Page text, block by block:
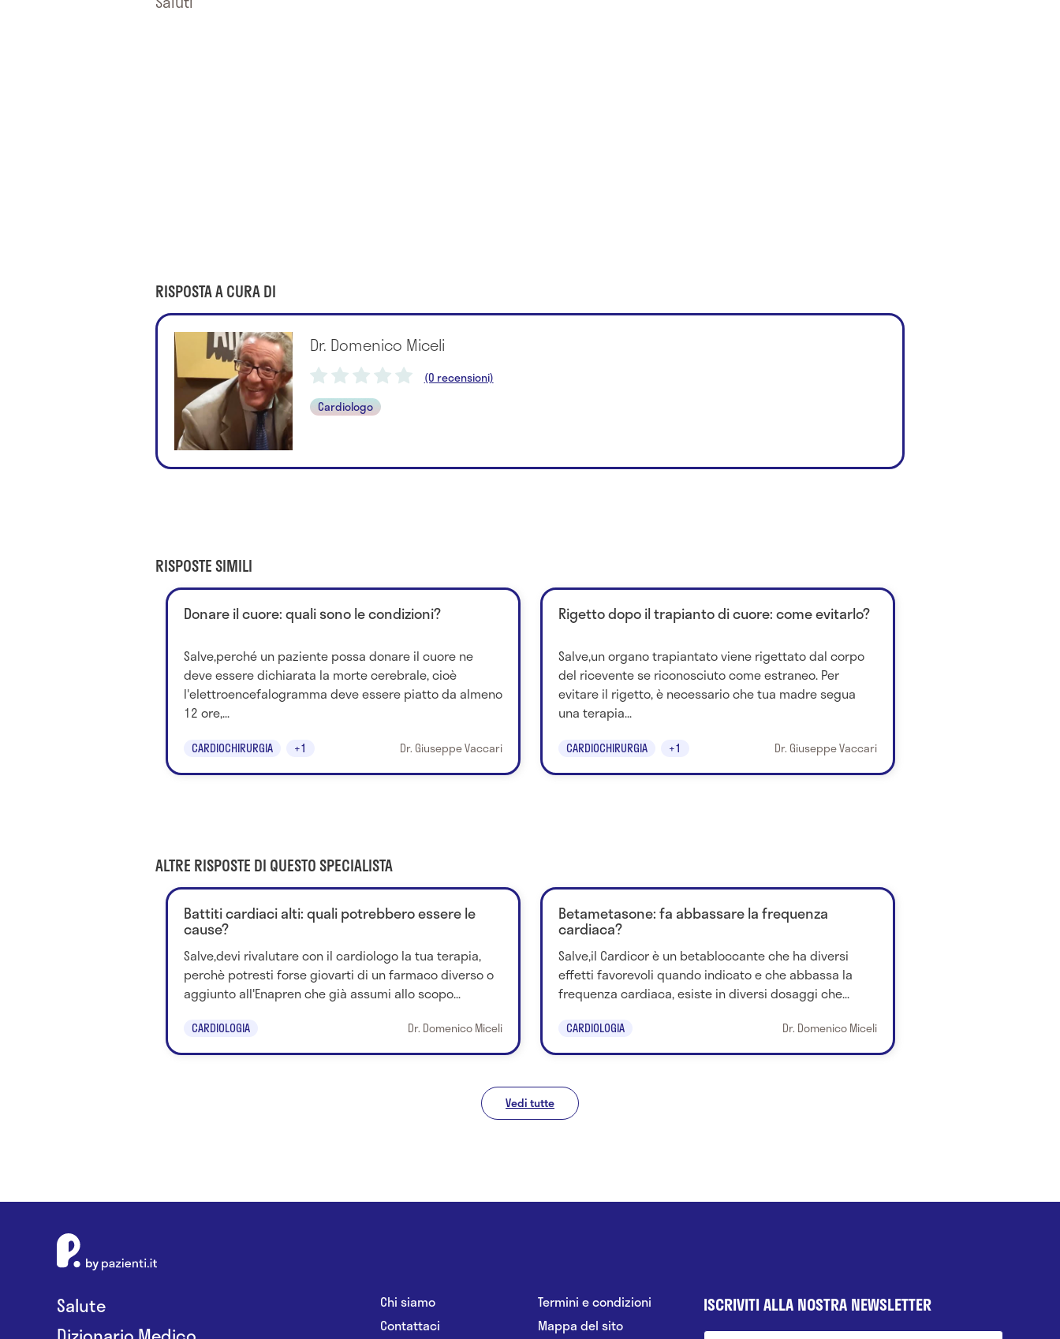
RISPOSTA A CURA DI
Dr. Domenico Miceli
(0 recensioni)
Cardiologo
RISPOSTE SIMILI
Donare il cuore: quali sono le condizioni?
Salve,perché un paziente possa donare il cuore ne
deve essere dichiarata la morte cerebrale, cioè
l'elettroencefalogramma deve essere piatto da almeno
12 ore,...
CARDIOCHIRURGIA +1 Dr. Giuseppe Vaccari
Rigetto dopo il trapianto di cuore: come evitarlo?
Salve,un organo trapiantato viene rigettato dal corpo
del ricevente se riconosciuto come estraneo. Per
evitare il rigetto, è necessario che tua madre segua
una terapia...
CARDIOCHIRURGIA +1 Dr. Giuseppe Vaccari
ALTRE RISPOSTE DI QUESTO SPECIALISTA
Battiti cardiaci alti: quali potrebbero essere le
cause?
Salve,devi rivalutare con il cardiologo la tua terapia,
perchè potresti forse giovarti di un farmaco diverso o
aggiunto all'Enapren che già assumi allo scopo...
CARDIOLOGIA Dr. Domenico Miceli
Betametasone: fa abbassare la frequenza
cardiaca?
Salve,il Cardicor è un betabloccante che ha diversi
effetti favorevoli quando indicato e che abbassa la
frequenza cardiaca, esiste in diversi dosaggi che...
CARDIOLOGIA Dr. Domenico Miceli
Vedi tutte
Salute
Chi siamo
Contattaci
Termini e condizioni
Mappa del sito
ISCRIVITI ALLA NOSTRA NEWSLETTER